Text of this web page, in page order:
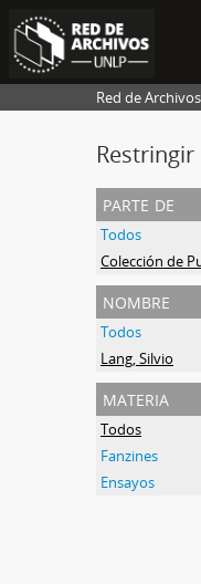
Red de
parte de
Todos
nombre
Todos
Lang, Silvio
materia
Todos
Fanzines
Ensayos